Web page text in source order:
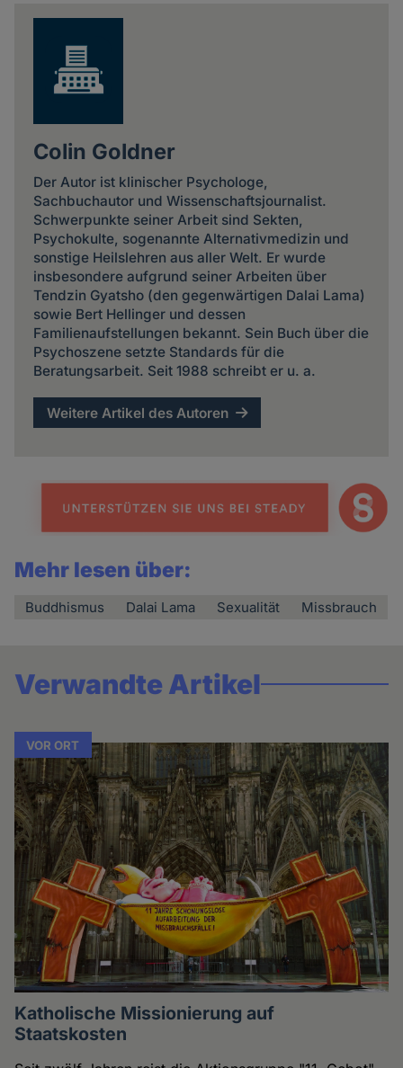
Colin Goldner
Der Autor ist klinischer Psychologe,
Sachbuchautor und Wissenschaftsjournalist.
Schwerpunkte seiner Arbeit sind Sekten,
Psychokulte, sogenannte Alternativmedizin und
sonstige Heilslehren aus aller Welt. Er wurde
insbesondere aufgrund seiner Arbeiten über
Tendzin Gyatsho (den gegenwärtigen Dalai Lama)
sowie Bert Hellinger und dessen
Familienaufstellungen bekannt. Sein Buch über die
Psychoszene setzte Standards für die
Beratungsarbeit. Seit 1988 schreibt er u. a.
Weitere Artikel des Autoren
Mehr lesen über:
Buddhismus Dalai Lama Sexualität Missbrauch
Verwandte Artikel
VOR ORT
Katholische Missionierung auf
Staatskosten